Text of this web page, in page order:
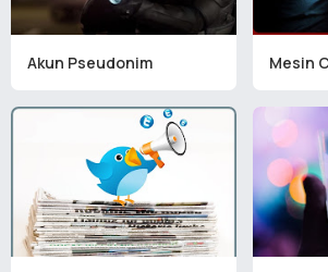
Akun Pseudonim Mesin